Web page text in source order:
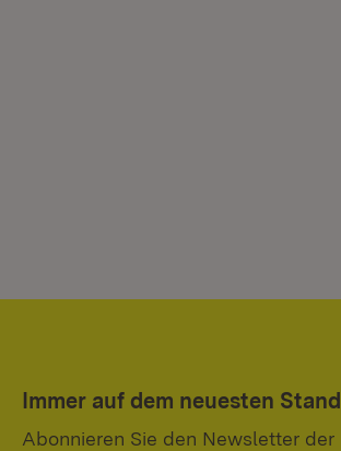
Immer auf dem neuesten Stand
Abonnieren Sie den Newsletter der